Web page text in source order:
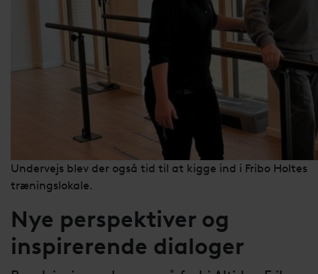
Undervejs blev der også tid til at kigge ind i Fribo Holtes
træningslokale.
Nye perspektiver og
inspirerende dialoger